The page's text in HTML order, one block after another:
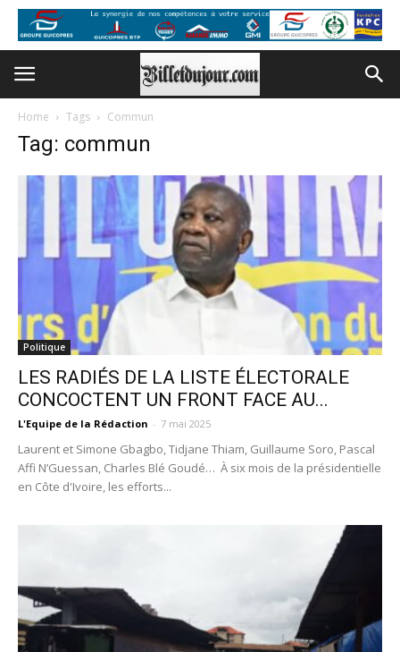
Home Tags Commun
Tag: commun
Politique
LES RADIÉS DE LA LISTE ÉLECTORALE
CONCOCTENT UN FRONT FACE AU...
L'Equipe de la Rédaction - 7 mai 2025
Laurent et Simone Gbagbo, Tidjane Thiam, Guillaume Soro, Pascal
Affi N’Guessan, Charles Blé Goudé… À six mois de la présidentielle
en Côte d'Ivoire, les efforts...